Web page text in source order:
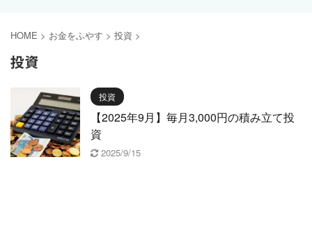
HOME > お金をふやす > 投資 >
投資
投資
【2025年9月】毎月3,000円の積み立て投
資
2025/9/15